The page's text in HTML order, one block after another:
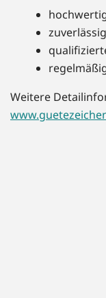
Weitere